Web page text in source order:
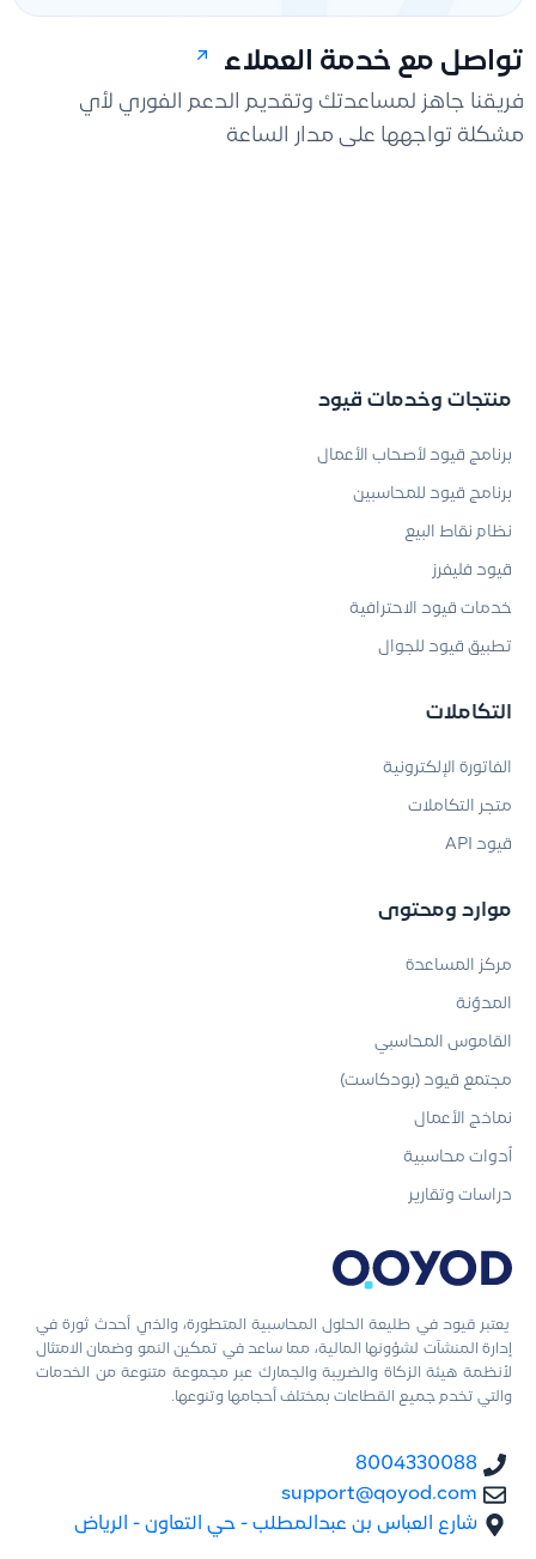
تواصل مع خدمة العملاء
فريقنا جاهز لمساعدتك وتقديم الدعم الفوري لأي
مشكلة تواجهها على مدار الساعة
يعتبر قيود في طليعة الحلول المحاسبية المتطورة، والذي أحدث ثورة في
إدارة المنشآت لشؤونها المالية، مما ساعد في تمكين النمو وضمان الامتثال
لأنظمة هيئة الزكاة والضريبة والجمارك عبر مجموعة متنوعة من الخدمات
والتي تخدم جميع القطاعات بمختلف أحجامها وتنوعها.
8004330088
support@qoyod.com
شارع العباس بن عبدالمطلب - حي التعاون - الرياض
منتجات وخدمات قيود
برنامج قيود لأصحاب الأعمال
برنامج قيود للمحاسبين
نظام نقاط البيع
قيود فليفرز
خدمات قيود الاحترافية
تطبيق قيود للجوال
التكاملات
الفاتورة الإلكترونية
متجر التكاملات
قيود API
موارد ومحتوى
مركز المساعدة
المدوّنة
القاموس المحاسبي
مجتمع قيود (بودكاست)
نماذج الأعمال
أدوات محاسبية
دراسات وتقارير